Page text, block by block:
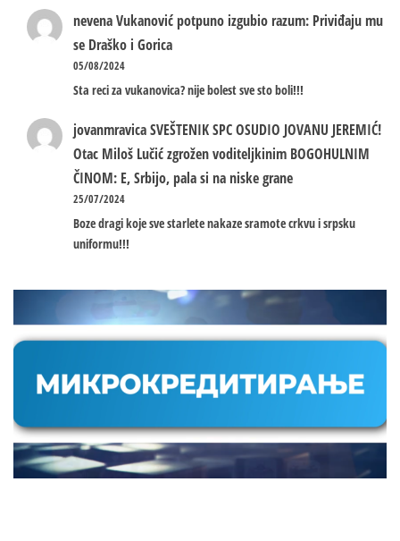
nevenaVukanović potpuno izgubio razum: Priviđaju mu
se Draško i Gorica
05/08/2024
Sta reci za vukanovica? nije bolest sve sto boli!!!
jovanmravicaSVEŠTENIK SPC OSUDIO JOVANU JEREMIĆ!
Otac Miloš Lučić zgrožen voditeljkinim BOGOHULNIM
ČINOM: E, Srbijo, pala si na niske grane
25/07/2024
Boze dragi koje sve starlete nakaze sramote crkvu i srpsku
uniformu!!!